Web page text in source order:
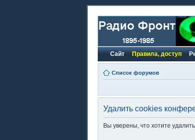
Сайт Правила, доступ
Список форумов
Удалить cookies
Вы уверены, что хотите